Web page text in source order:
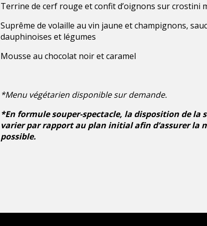
Terrine de cerf rouge et confit d’oignons sur crostini
Suprême de volaille au vin jaune et champignons,
dauphinoises et légumes
Mousse au chocolat noir et caramel
*Menu végétarien disponible sur demande.
*En formule souper-spectacle, la disposition de la
varier par rapport au plan initial afin d’assurer la
possible.